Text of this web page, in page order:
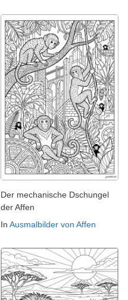
Der mechanische Dschungel
der Affen
In Ausmalbilder von Affen